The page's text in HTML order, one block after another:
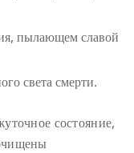
пылающем славой
света смерти.
состояние,